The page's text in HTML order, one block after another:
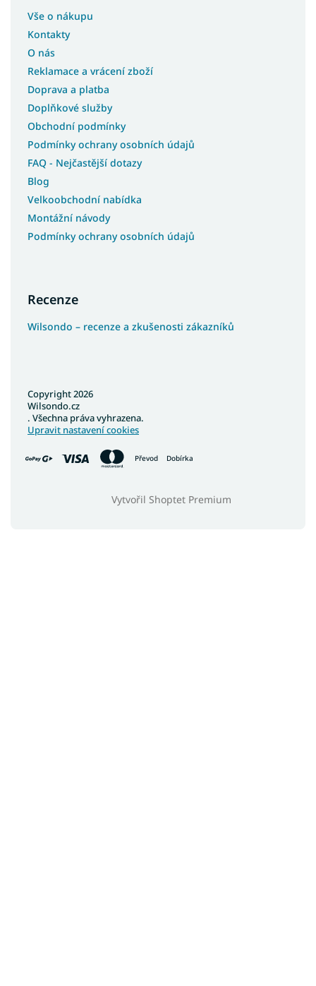
Vše o nákupu
Kontakty
O nás
Reklamace a vrácení zboží
Doprava a platba
Doplňkové služby
Obchodní podmínky
Podmínky ochrany osobních údajů
FAQ - Nejčastější dotazy
Blog
Velkoobchodní nabídka
Montážní návody
Podmínky ochrany osobních údajů
Recenze
Wilsondo – recenze a zkušenosti zákazníků
Převod Dobírka
Vytvořil Shoptet Premium
Copyright 2026
Wilsondo.cz
. Všechna práva vyhrazena.
Upravit nastavení cookies